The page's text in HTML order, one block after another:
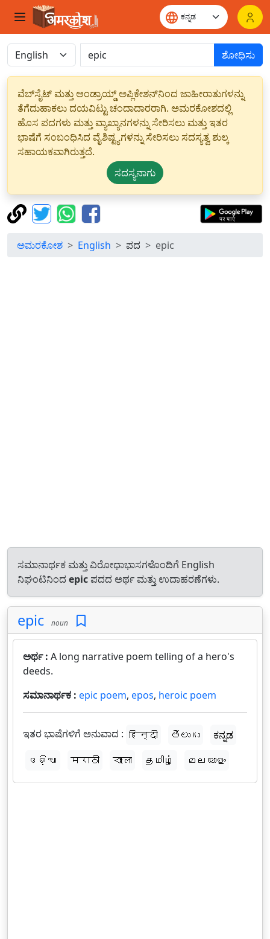
ಶೋಧಿಸು
ವೆಬ್‌ಸೈಟ್ ಮತ್ತು ಆಂಡ್ರಾಯ್ಡ್ ಅಪ್ಲಿಕೇಶನ್‌ನಿಂದ ಜಾಹೀರಾತುಗಳನ್ನು
ತೆಗೆದುಹಾಕಲು ದಯವಿಟ್ಟು ಚಂದಾದಾರರಾಗಿ. ಅಮರಕೋಶದಲ್ಲಿ
ಹೊಸ ಪದಗಳು ಮತ್ತು ವ್ಯಾಖ್ಯಾನಗಳನ್ನು ಸೇರಿಸಲು ಮತ್ತು ಇತರ
ಭಾಷೆಗೆ ಸಂಬಂಧಿಸಿದ ವೈಶಿಷ್ಟ್ಯಗಳನ್ನು ಸೇರಿಸಲು ಸದಸ್ಯತ್ವ ಶುಲ್ಕ
ಸಹಾಯಕವಾಗಿರುತ್ತದೆ.
ಸದಸ್ಯನಾಗು
ಅಮರಕೋಶ English ಪದ epic
ಸಮಾನಾರ್ಥಕ ಮತ್ತು ವಿರೋಧಾಭಾಸಗಳೊಂದಿಗೆ English
ನಿಘಂಟಿನಿಂದ epic ಪದದ ಅರ್ಥ ಮತ್ತು ಉದಾಹರಣೆಗಳು.
epic noun
ಅರ್ಥ : A long narrative poem telling of a hero's
deeds.
ಸಮಾನಾರ್ಥಕ : epic poem, epos, heroic poem
ಇತರ ಭಾಷೆಗಳಿಗೆ ಅನುವಾದ : हिन्दी తెలుగు
ಕನ್ನಡ
ଓଡ଼ିଆ
मराठी বাংলা தமிழ் മലയാളം